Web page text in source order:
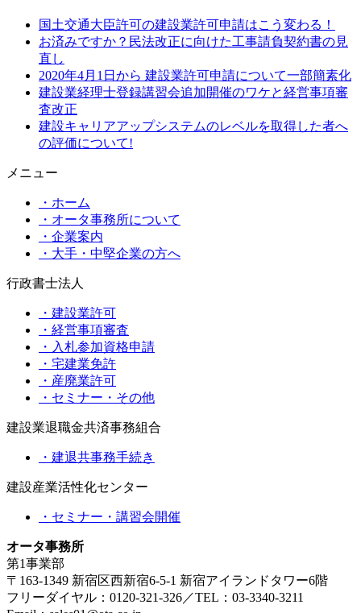
国土交通大臣許可の建設業許可申請はこう変わる！
お済みですか？民法改正に向けた工事請負契約書の見
直し
2020年4月1日から 建設業許可申請について一部簡素化
建設業経理士登録講習会追加開催のワケと経営事項審
査改正
建設キャリアアップシステムのレベルを取得した者へ
の評価について!
メニュー
・ホーム
・オータ事務所について
・企業案内
・大手・中堅企業の方へ
行政書士法人
・建設業許可
・経営事項審査
・入札参加資格申請
・宅建業免許
・産廃業許可
・セミナー・その他
建設業退職金共済事務組合
・建退共事務手続き
建設産業活性化センター
・セミナー・講習会開催
オータ事務所
第1事業部
〒163-1349 新宿区西新宿6-5-1 新宿アイランドタワー6階
フリーダイヤル：0120-321-326／TEL：03-3340-3211